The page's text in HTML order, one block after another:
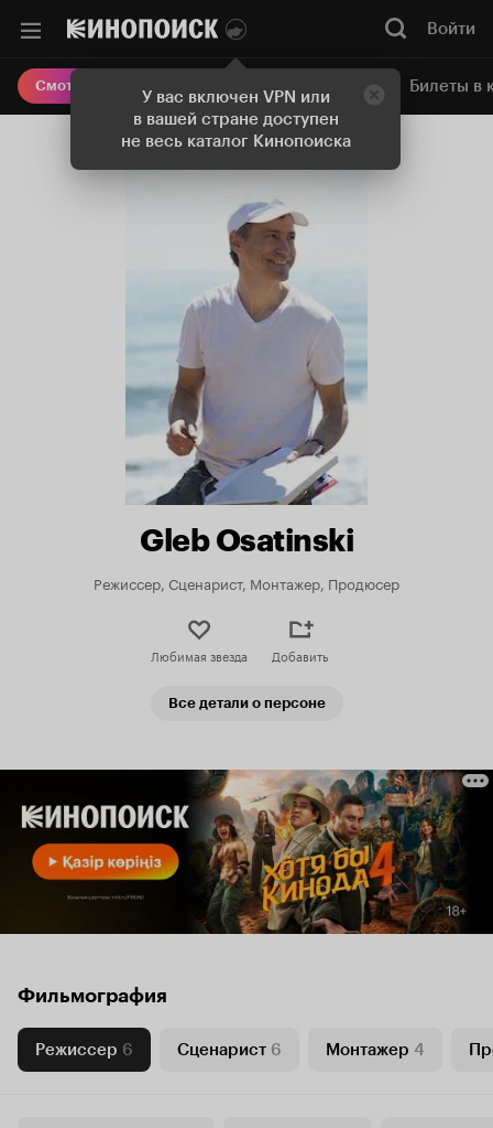
У вас включен VPN или
в вашей стране доступен
не весь каталог Кинопоиска
Войти
Смотреть кино Онлайн-кинотеатр Билеты в
Gleb Osatinski
Режиссер, Сценарист, Монтажер, Продюсер
Любимая звезда Добавить
Все детали о персоне
Фильмография
Режиссер 6 Сценарист 6 Монтажер 4